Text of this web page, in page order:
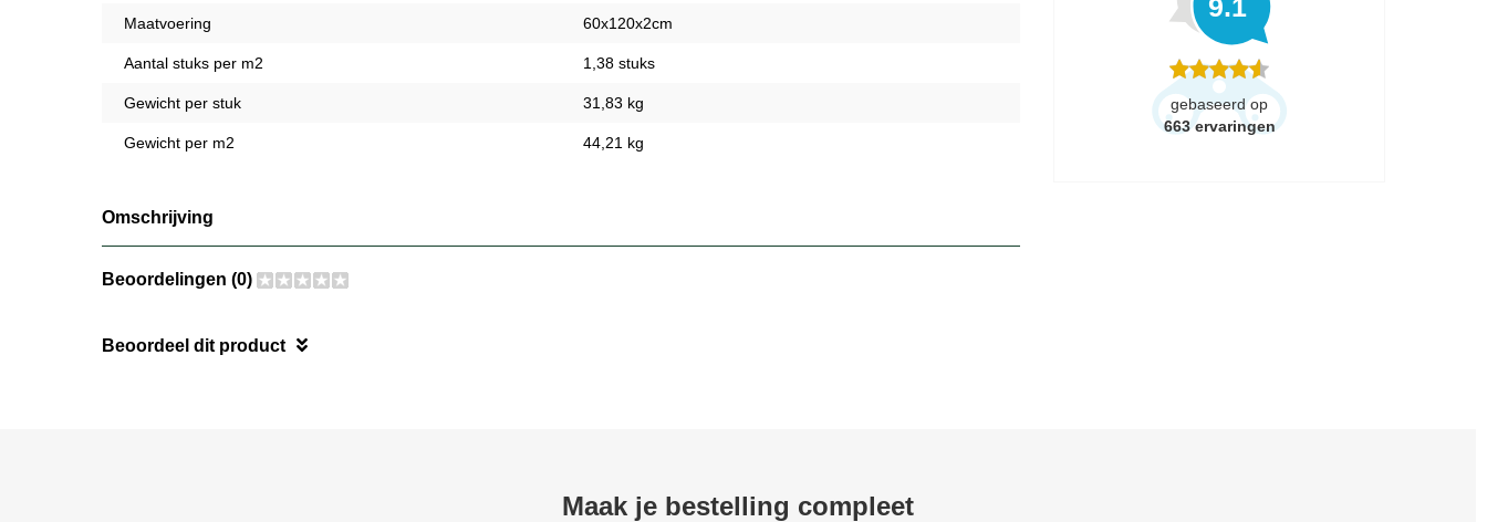
Maatvoering 60x120x2cm
Aantal stuks per m2 1,38 stuks
Gewicht per stuk 31,83 kg
Gewicht per m2 44,21 kg
Omschrijving
Beoordelingen (0)
Beoordeel dit product
9.1
gebaseerd op
663 ervaringen
Maak je bestelling compleet